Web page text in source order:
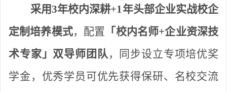
采用3年校内深耕+1年头部企业实战校企
定制培养模式，配置 「校内名师+企业资深技
术专家」双导师团队 ，同步设立专项培优奖
学金，优秀学员可优先获得保研、名校交流